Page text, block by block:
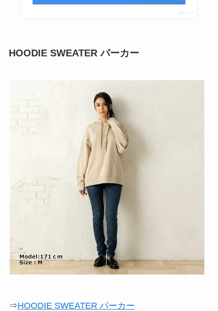
ポチップ
HOODIE SWEATER パーカー
⇒HOODIE SWEATER パーカー